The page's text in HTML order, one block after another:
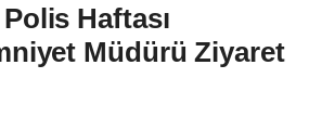
Haftası
Müdürü Ziyaret